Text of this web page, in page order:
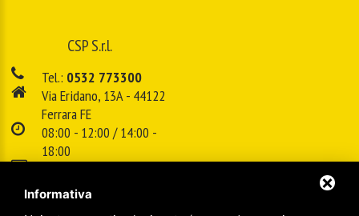
CSP S.r.l.
Tel.: 0532 773300
Via Eridano, 13A - 44122
Ferrara FE
08:00 - 12:00 / 14:00 -
18:00
info@cspsrl.biz
Informativa